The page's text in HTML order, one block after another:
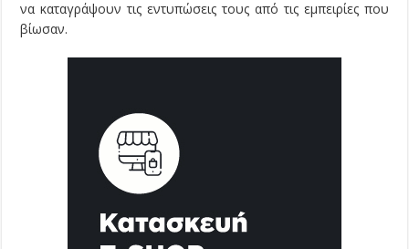
να καταγράψουν τις εντυπώσεις τους από τις εμπειρίες που
βίωσαν.